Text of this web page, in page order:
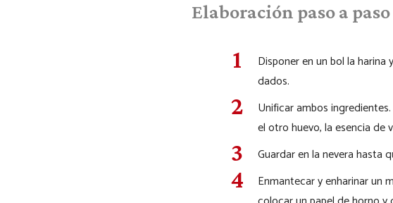
Elaboración paso a paso
Disponer en un bol la
dados.
Unificar ambos
el otro huevo, la esencia de
Guardar en la nevera hasta
Enmantecar y enharinar un